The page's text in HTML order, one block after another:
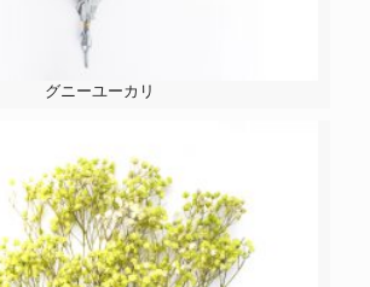
グニーユーカリ